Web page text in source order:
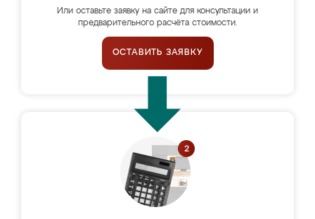
Или оставьте заявку на сайте для консультации и
предварительного расчёта стоимости.
ОСТАВИТЬ ЗАЯВКУ